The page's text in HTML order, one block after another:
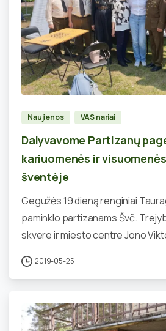
Naujienos VAS nariai
Dalyvavome Partizanų
kariuomenės ir
šventėje
Gegužės 19 dieną renginiai
paminklo partizanams Švč.
skvere ir miesto centre Jono
2019-05-25